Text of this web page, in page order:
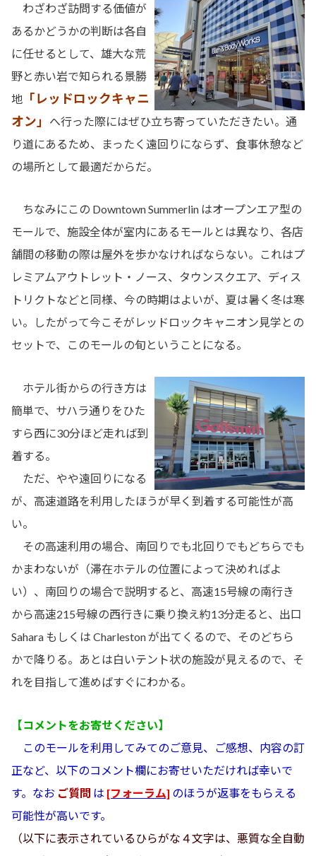
わざわざ訪問する価値が
あるかどうかの判断は各自
に任せるとして、雄大な荒
野と赤い岩で知られる景勝
地
「レッドロックキャニ
オン」
へ行った際にはぜひ立ち寄っていただきたい。通
り道にあるため、まったく遠回りにならず、食事休憩など
の場所として最適だからだ。
ちなみにこの Downtown Summerlin はオープンエア型の
モールで、施設全体が室内にあるモールとは異なり、各店
舗間の移動の際は屋外を歩かなければならない。これはプ
レミアムアウトレット・ノース、タウンスクエア、ディス
トリクトなどと同様、今の時期はよいが、夏は暑く冬は寒
い。したがって今こそがレッドロックキャニオン見学との
セットで、このモールの旬ということになる。
ホテル街からの行き方は
簡単で、サハラ通りをひた
すら西に30分ほど走れば到
着する。
ただ、やや遠回りになる
が、高速道路を利用したほうが早く到着する可能性が高
い。
その高速利用の場合、南回りでも北回りでもどちらでも
かまわないが（滞在ホテルの位置によって決めればよ
い）、南回りの場合で説明すると、高速15号線の南行き
から高速215号線の西行きに乗り換え約13分走ると、出口
Sahara もしくは Charleston が出てくるので、そのどちら
かで降りる。あとは白いテント状の施設が見えるので、そ
れを目指して進めばすぐにわかる。
【コメントをお寄せください】
このモールを利用してみてのご意見、ご感想、内容の訂
正など、以下のコメント欄にお寄せいただければ幸いで
す。なお ご質問 は [フォーラム] のほうが返事をもらえる
可能性が高いです。
（以下に表示されているひらがな４文字は、悪質な全自動